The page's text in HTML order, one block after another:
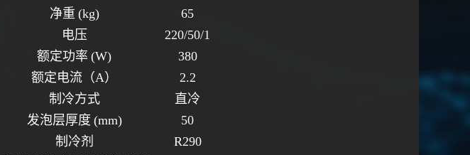
净重 (kg)
65
电压
220/50/1
额定功率 (W)
380
额定电流（A）
2.2
制冷方式
直冷
发泡层厚度 (mm)
50
制冷剂
R290